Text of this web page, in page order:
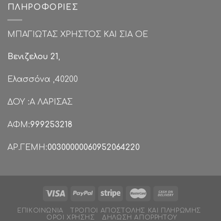
ΠΛΗΡΟΦΟΡΊΕΣ
ΜΠΑΓΙΩΤΑΣ ΧΡΗΣΤΟΣ ΚΑΙ ΣΙΑ ΟΕ
Βενιζελου 21,
Ελασσόνα ,40200
ΔΟΥ :Α ΛΑΡΙΣΑΣ
ΑΦΜ:999253218
ΑΡ.ΓΕΜΗ:00300000060952064220
ΕΠΙΚΟΙΝΩΝΊΑ
ΤΡΌΠΟΙ ΑΠΟΣΤΟΛΉΣ ΚΑΙ ΠΛΗΡΩΜΉΣ
ΌΡΟΙ ΧΡΉΣΗΣ
ΔΉΛΩΣΗ ΑΠΟΡΡΉΤΟΥ